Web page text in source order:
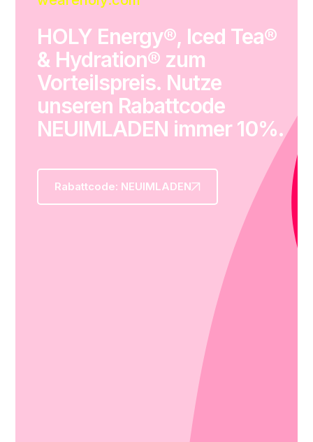
HOLY Energy®, Iced Tea®
& Hydration® zum
Vorteilspreis. Nutze
unseren Rabattcode
NEUIMLADEN immer 10%.
Rabattcode: NEUIMLADEN